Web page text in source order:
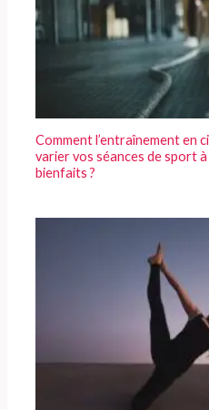
Comment l’entraînement en
varier vos séances de sport
bienfaits ?